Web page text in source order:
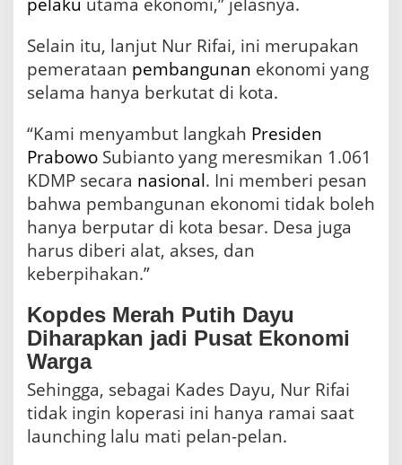
Selain itu, lanjut Nur Rifai, ini merupakan
pemerataan pembangunan ekonomi yang
selama hanya berkutat di kota.
“Kami menyambut langkah Presiden
Prabowo Subianto yang meresmikan 1.061
KDMP secara nasional. Ini memberi pesan
bahwa pembangunan ekonomi tidak boleh
hanya berputar di kota besar. Desa juga
harus diberi alat, akses, dan
keberpihakan.”
Kopdes Merah Putih Dayu
Diharapkan jadi Pusat Ekonomi
Warga
Sehingga, sebagai Kades Dayu, Nur Rifai
tidak ingin koperasi ini hanya ramai saat
launching lalu mati pelan-pelan.